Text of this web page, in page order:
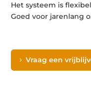
Het systeem is
Goed voor jarenlang
Vraag een